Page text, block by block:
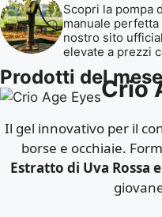
Scopri la pompa
manuale
nostro sito
elevate a prezzi
Prodotti del mese
Crio
Il gel innovativo per il
borse e occhiaie.
Estratto di Uva Rossa